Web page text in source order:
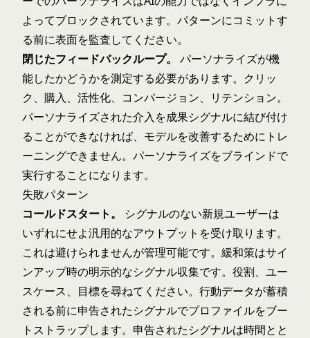
よってブロックされています。パターンにコミットす
る前に表面を監査してください。
閉じたフィードバックループ。
パーソナライズが機
能したかどうかを測定する必要があります。クリッ
ク、購入、活性化、コンバージョン、リテンション。
パーソナライズされた介入を成果シグナルに結び付け
ることができなければ、モデルを改善するためにトレ
ーニングできません。パーソナライズをブラインドで
実行することになります。
失敗パターン
コールドスタート。
シグナルのない新規ユーザーは
いずれにせよ汎用的なアウトプットを受け取ります。
これは避けられませんが管理可能です。緩和策はサイ
ンアップ時の明示的なシグナル収集です。役割、ユー
スケース、目標を尋ねてください。行動データが蓄積
される前に申告されたシグナルでプロファイルをブー
トストラップします。申告されたシグナルは時間とと